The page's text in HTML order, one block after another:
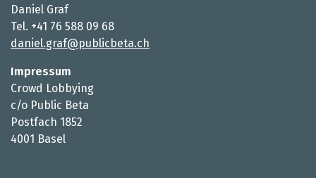
Daniel Graf
Tel. +41 76 588 09 68
daniel.graf@publicbeta.ch
Impressum
Crowd Lobbying
c/o Public Beta
Postfach 1852
4001 Basel